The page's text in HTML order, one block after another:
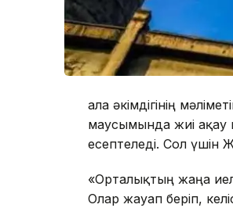
Қала әкімдігінің
маусымында жиі
есептеледі. Сол үшін
«Орталықтың жаңа
Олар жауап беріп,